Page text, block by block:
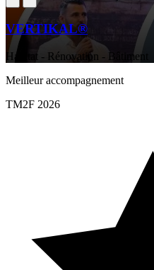
VERTIKAL®
Habitat - Rénovation - Bâtiment
Meilleur accompagnement
TM2F 2026